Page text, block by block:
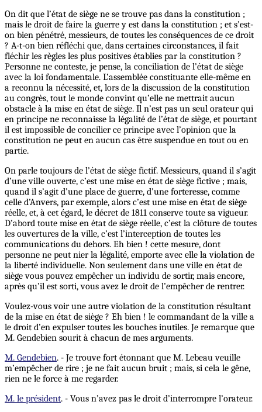
On dit que l’état de siège ne se trouve pas dans la constitution ;
mais le droit de faire la guerre y est dans la constitution ; et s’est-
on bien pénétré, messieurs, de toutes les conséquences de ce droit
? A-t-on bien réfléchi que, dans certaines circonstances, il fait
fléchir les règles les plus positives établies par la constitution ?
Personne ne conteste, je pense, la conciliation de l’état de siège
avec la loi fondamentale. L’assemblée constituante elle-même en
a reconnu la nécessité, et, lors de la discussion de la constitution
au congrès, tout le monde convint qu’elle ne mettrait aucun
obstacle à la mise en état de siège. Il n’est pas un seul orateur qui
en principe ne reconnaisse la légalité de l’état de siège, et pourtant
il est impossible de concilier ce principe avec l’opinion que la
constitution ne peut en aucun cas être suspendue en tout ou en
partie.
On parle toujours de l’état de siège fictif. Messieurs, quand il s’agit
d’une ville ouverte, c’est une mise en état de siège fictive ; mais,
quand il s’agit d’une place de guerre, d’une forteresse, comme
celle d’Anvers, par exemple, alors c’est une mise en état de siège
réelle, et, à cet égard, le décret de 1811 conserve toute sa vigueur.
D’abord toute mise en état de siège réelle, c’est la clôture de toutes
les ouvertures de la ville, c’est l’interception de toutes les
communications du dehors. Eh bien ! cette mesure, dont
personne ne peut nier la légalité, emporte avec elle la violation de
la liberté individuelle. Non seulement dans une ville en état de
siège vous pouvez empêcher un individu de sortir, mais encore,
après qu’il est sorti, vous avez le droit de l’empêcher de rentrer.
Voulez-vous voir une autre violation de la constitution résultant
de la mise en état de siège ? Eh bien ! le commandant de la ville a
le droit d’en expulser toutes les bouches inutiles. Je remarque que
M. Gendebien sourit à chacun de mes arguments.
M. Gendebien. - Je trouve fort étonnant que M. Lebeau veuille
m’empêcher de rire ; je ne fait aucun bruit ; mais, si cela le gêne,
rien ne le force à me regarder.
M. le président. - Vous n’avez pas le droit d’interrompre l’orateur.